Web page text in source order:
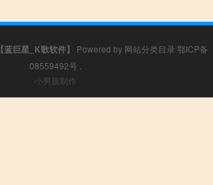
【蓝巨星_K歌软件】 Powered by 网站分类目录 鄂ICP备
08559492号
小男孩制作